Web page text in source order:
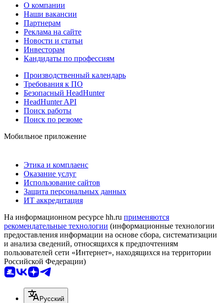
О компании
Наши вакансии
Партнерам
Реклама на сайте
Новости и статьи
Инвесторам
Кандидаты по профессиям
Производственный календарь
Требования к ПО
Безопасный HeadHunter
HeadHunter API
Поиск работы
Поиск по резюме
Мобильное приложение
Этика и комплаенс
Оказание услуг
Использование сайтов
Защита персональных данных
ИТ аккредитация
На информационном ресурсе hh.ru применяются
рекомендательные технологии (информационные технологии
предоставления информации на основе сбора, систематизации
и анализа сведений, относящихся к предпочтениям
пользователей сети «Интернет», находящихся на территории
Российской Федерации)
Русский